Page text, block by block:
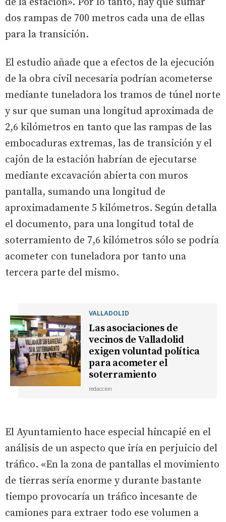
dos rampas de 700 metros cada una de ellas
para la transición.
El estudio añade que a efectos de la ejecución
de la obra civil necesaria podrían acometerse
mediante tuneladora los tramos de túnel norte
y sur que suman una longitud aproximada de
2,6 kilómetros en tanto que las rampas de las
embocaduras extremas, las de transición y el
cajón de la estación habrían de ejecutarse
mediante excavación abierta con muros
pantalla, sumando una longitud de
aproximadamente 5 kilómetros. Según detalla
el documento, para una longitud total de
soterramiento de 7,6 kilómetros sólo se podría
acometer con tuneladora por tanto una
tercera parte del mismo.
VALLADOLID
Las asociaciones de
vecinos de Valladolid
exigen voluntad política
para acometer el
soterramiento
redaccion
El Ayuntamiento hace especial hincapié en el
análisis de un aspecto que iría en perjuicio del
tráfico. «En la zona de pantallas el movimiento
de tierras sería enorme y durante bastante
tiempo provocaría un tráfico incesante de
camiones para extraer todo ese volumen a